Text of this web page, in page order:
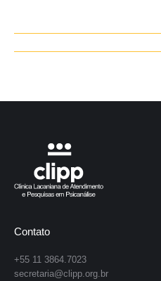
Navegação
post:
Contato
+55 11 3864.7023
secretaria@clipp.org.br